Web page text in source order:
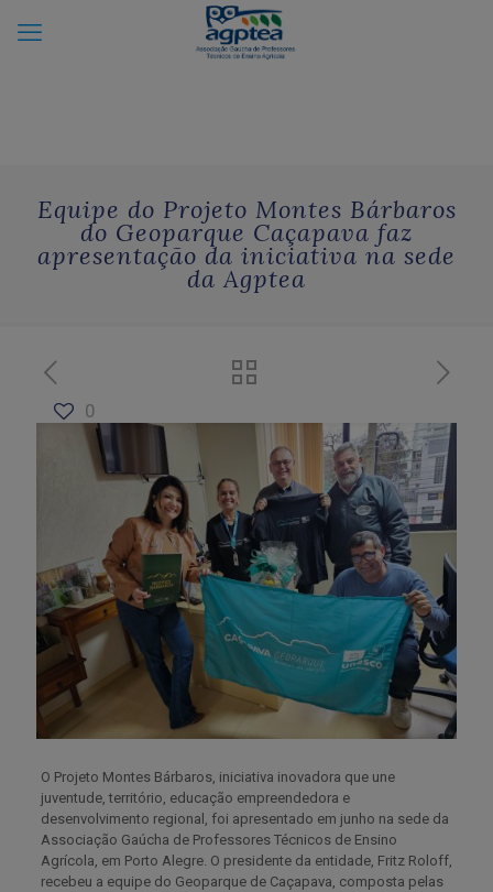
Equipe do Projeto Montes Bárbaros
do Geoparque Caçapava faz
apresentação da iniciativa na sede
da Agptea
0
O Projeto Montes Bárbaros, iniciativa inovadora que une
juventude, território, educação empreendedora e
desenvolvimento regional, foi apresentado em junho na sede da
Associação Gaúcha de Professores Técnicos de Ensino
Agrícola, em Porto Alegre. O presidente da entidade, Fritz Roloff,
recebeu a equipe do Geoparque de Caçapava, composta pelas